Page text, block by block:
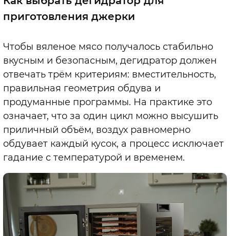
приготовления джерки
Чтобы вяленое мясо получалось стабильно
вкусным и безопасным, дегидратор должен
отвечать трём критериям: вместительность,
правильная геометрия обдува и
продуманные программы. На практике это
означает, что за один цикл можно высушить
приличный объём, воздух равномерно
обдувает каждый кусок, а процесс исключает
гадание с температурой и временем.